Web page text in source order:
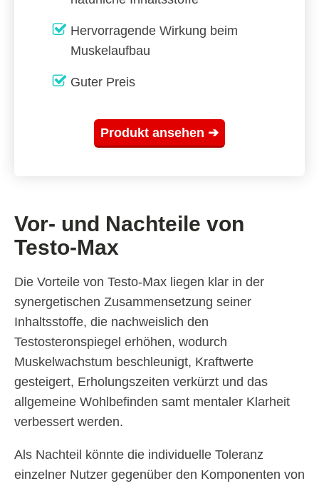
Hervorragende Wirkung beim
Muskelaufbau
Guter Preis
Produkt ansehen ➔
Vor- und Nachteile von
Testo-Max
Die Vorteile von Testo-Max liegen klar in der
synergetischen Zusammensetzung seiner
Inhaltsstoffe, die nachweislich den
Testosteronspiegel erhöhen, wodurch
Muskelwachstum beschleunigt, Kraftwerte
gesteigert, Erholungszeiten verkürzt und das
allgemeine Wohlbefinden samt mentaler Klarheit
verbessert werden.
Als Nachteil könnte die individuelle Toleranz
einzelner Nutzer gegenüber den Komponenten von